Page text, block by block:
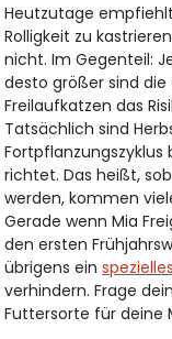
Heutzutage
Rolligkeit zu
nicht. Im Gegenteil:
desto größer sind
Freilaufkatzen das
Tatsächlich sind
richtet. Das heißt,
werden, kommen
Gerade wenn Mia
den ersten
übrigens ein
verhindern. Frage
Futtersorte für deine